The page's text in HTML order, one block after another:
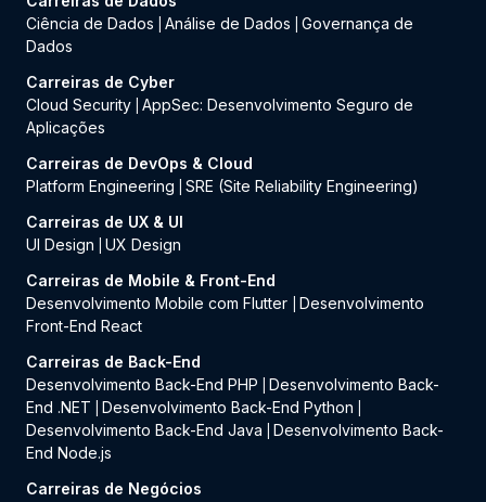
Ciência de Dados
Análise de Dados
Governança de
Dados
Carreiras de Cyber
Cloud Security AppSec: Desenvolvimento Seguro de
Aplicações
Carreiras de DevOps & Cloud
Platform Engineering
SRE (Site Reliability Engineering)
Carreiras de UX & UI
UI Design
UX Design
Carreiras de Mobile & Front-End
Desenvolvimento Mobile com Flutter
Desenvolvimento
Front-End React
Carreiras de Back-End
Desenvolvimento Back-End PHP
Desenvolvimento Back-
End .NET
Desenvolvimento Back-End Python
Desenvolvimento Back-End Java
Desenvolvimento Back-
End Node.js
Carreiras de Negócios